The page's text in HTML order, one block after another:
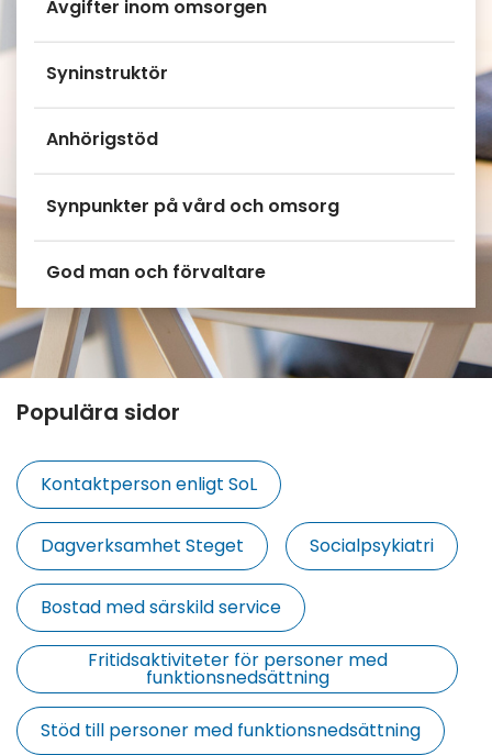
Avgifter inom omsorgen
Syninstruktör
Anhörigstöd
Synpunkter på vård och omsorg
God man och förvaltare
Populära sidor
Kontaktperson enligt SoL
Dagverksamhet Steget Socialpsykiatri
Bostad med särskild service
Fritidsaktiviteter för personer med
funktionsnedsättning
Stöd till personer med funktionsnedsättning